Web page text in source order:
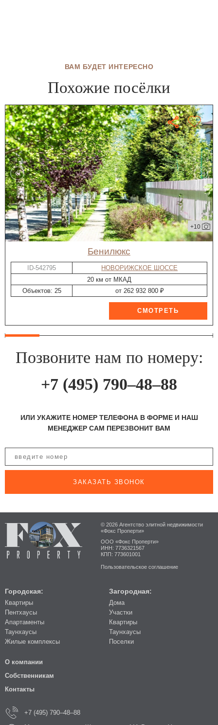
ВАМ БУДЕТ ИНТЕРЕСНО
Похожие посёлки
+10
Бенилюкс
ID-542795
НОВОРИЖСКОЕ ШОССЕ
20 км от МКАД
Объектов: 25
от 262 932 800 ₽
Позвоните нам по номеру:
+7 (495) 790–48–88
ИЛИ УКАЖИТЕ НОМЕР ТЕЛЕФОНА В ФОРМЕ И НАШ
МЕНЕДЖЕР САМ ПЕРЕЗВОНИТ ВАМ
ЗАКАЗАТЬ ЗВОНОК
© 2026 Агентство элитной недвижимости
«Фокс Проперти»
ООО «Фокс Проперти»
ИНН: 7736321567
КПП: 773601001
Пользовательское соглашение
Городская:
Квартиры
Пентхаусы
Апартаменты
Таунхаусы
Жилые комплексы
Загородная:
Дома
Участки
Квартиры
Таунхаусы
Поселки
О компании
Собственникам
Контакты
+7 (495) 790–48–88